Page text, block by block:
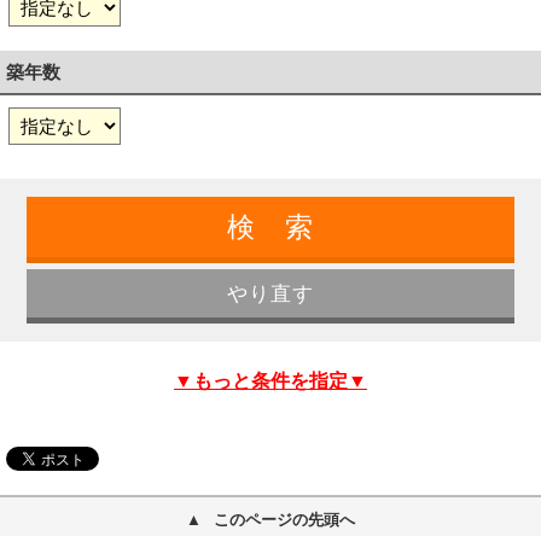
築年数
▼もっと条件を指定▼
このページの先頭へ